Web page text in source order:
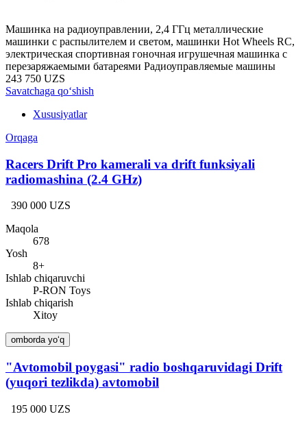
Машинка на радиоуправлении, 2,4 ГГц металлические
машинки с распылителем и светом, машинки Hot Wheels RC,
электрическая спортивная гоночная игрушечная машинка с
перезаряжаемыми батареями Радиоуправляемые машины
243 750 UZS
Savatchaga qo‘shish
Xususiyatlar
Orqaga
Racers Drift Pro kamerali va drift funksiyali
radiomashina (2.4 GHz)
390 000 UZS
Maqola
678
Yosh
8+
Ishlab chiqaruvchi
P-RON Toys
Ishlab chiqarish
Xitoy
omborda yo‘q
"Avtomobil poygasi" radio boshqaruvidagi Drift
(yuqori tezlikda) avtomobil
195 000 UZS